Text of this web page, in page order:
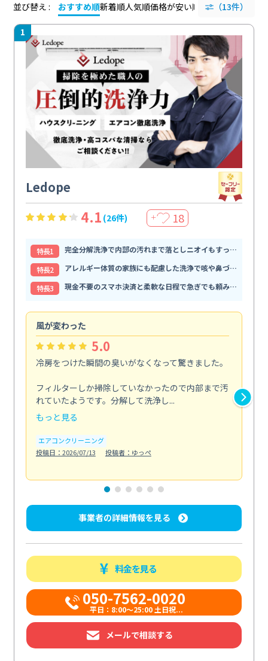
並び替え :
おすすめ順新着順人気順価格が安い順 評価が高い順
（13件）
1
Ledope
4.1 (26件) ＋ 18
特⻑1
完全分解洗浄で内部の汚れまで落としニオイもすっきり解消
特⻑2
アレルギー体質の家族にも配慮した洗浄で咳や鼻づまりが和らぐ
特⻑3
現金不要のスマホ決済と柔軟な日程で急ぎでも頼みやすい
風が変わった
5.0
冷房をつけた瞬間の臭いがなくなって驚きました。
フィルターしか掃除していなかったので内部まで汚
れていたようです。分解して洗浄し...
もっと見る
エアコンクリーニング
投稿日：2026/07/13
投稿者：ゆっぺ
事業者の詳細情報を見る
料金を見る
050-7562-0020
平日：8:00〜25:00 土日祝...
メールで相談する